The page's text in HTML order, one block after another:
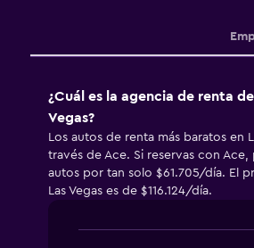
¿Cuál es la agencia de renta
Vegas?
Los autos de renta más baratos en
través de Ace. Si reservas con
autos por tan solo $61.705/día. El
Las Vegas es de $116.124/día.